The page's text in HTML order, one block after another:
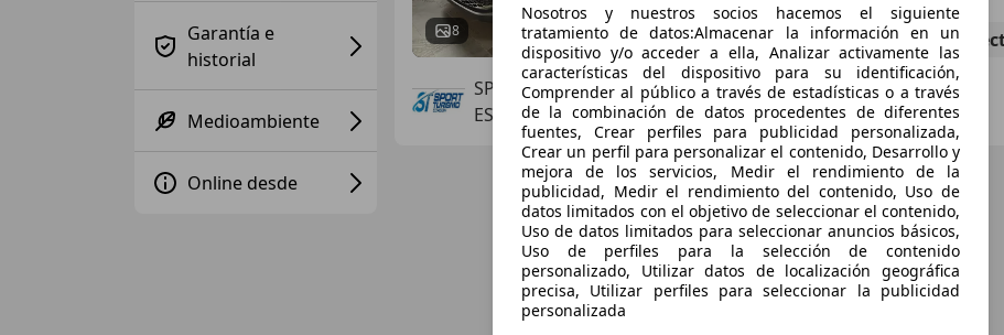
Garantía e
historial
Medioambiente
Online desde
8 12/2019 110.566 km
SPORT TURISMO OCASION
ES-39009 SANTANDER
Nosotros y nuestros socios hacemos el siguiente
tratamiento de datos:Almacenar la información en un
dispositivo y/o acceder a ella, Analizar activamente las
características del dispositivo para su identificación,
Comprender al público a través de estadísticas o a través
de la combinación de datos procedentes de diferentes
fuentes, Crear perfiles para publicidad personalizada,
Crear un perfil para personalizar el contenido, Desarrollo y
mejora de los servicios, Medir el rendimiento de la
publicidad, Medir el rendimiento del contenido, Uso de
datos limitados con el objetivo de seleccionar el contenido,
Uso de datos limitados para seleccionar anuncios básicos,
Uso de perfiles para la selección de contenido
personalizado, Utilizar datos de localización geográfica
precisa, Utilizar perfiles para seleccionar la publicidad
personalizada